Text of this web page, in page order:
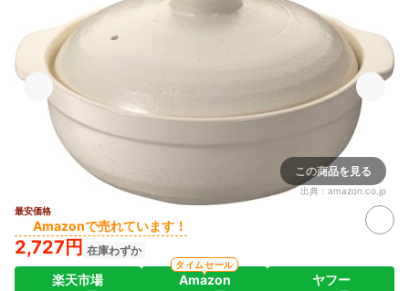
この商品を見る
出典： amazon.co.jp
最安価格
Amazonで売れています！
2,727円 在庫わずか
楽天市場 Amazon
タイムセール
ヤフー